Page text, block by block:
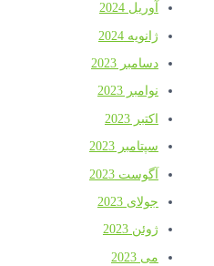
آوریل 2024
ژانویه 2024
دسامبر 2023
نوامبر 2023
اکتبر 2023
سپتامبر 2023
آگوست 2023
جولای 2023
ژوئن 2023
می 2023